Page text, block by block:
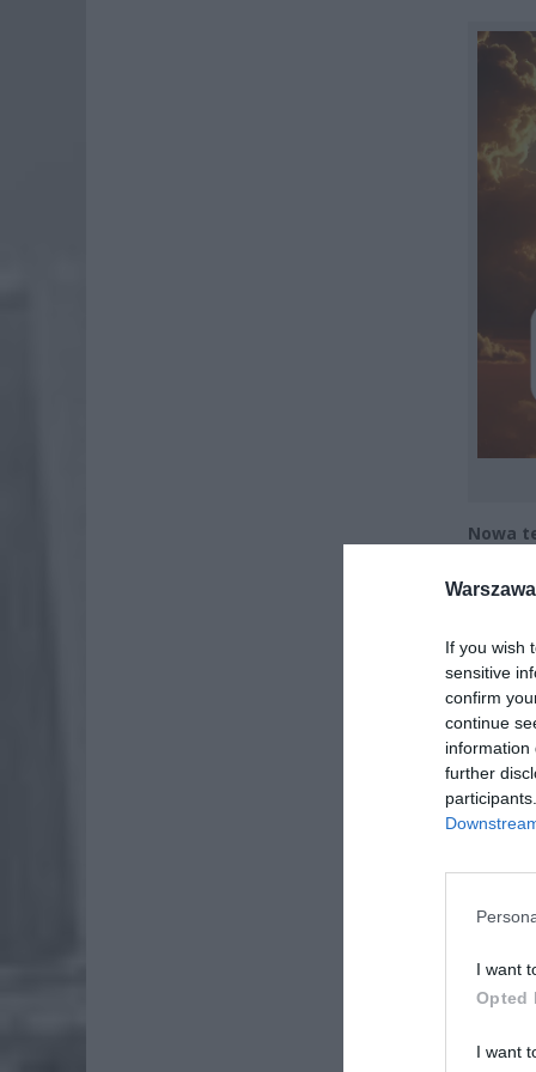
If you wish
sensitive
confirm
continue
information
further
I want
Opted
I want
Nowa
8
7